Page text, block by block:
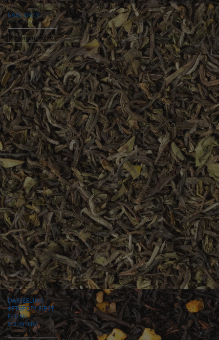
EARL GREY
Bergamotte
Option auswählen
DARJEELING
SFTGFOP1 FIRST
FLUSH
STEINTHAL
Schwarzer Tee